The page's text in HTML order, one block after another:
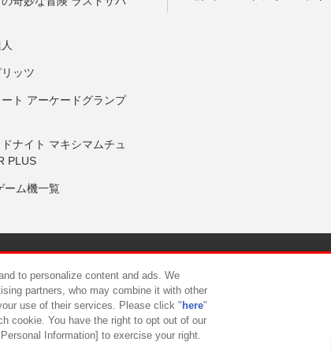
ッツ
ト アーケードグランプ
ナイト マキシマムチュ
PLUS
ーム機一覧
いて カスタマーハラスメント対応方針
to personalize content and ads. We
partners, who may combine it with other
use of their services. Please click " here"
cookie. You have the right to opt out of our
Information] to exercise your right.